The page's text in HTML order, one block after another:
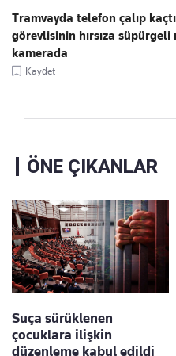
Tramvayda telefon çalıp
görevlisinin hırsıza
kamerada
Kaydet
ÖNE ÇIKANLAR
Suça sürüklenen
çocuklara ilişkin
düzenleme kabul edildi